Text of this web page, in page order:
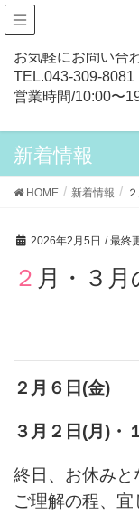
お気軽にお問い合
TEL.043-309-8081
営業時間/10:00〜
新着情報
HOME 新着情報
2026年2月5日 / 最終
２月・３
２月６日(金)
３月２日(月)・
終日、お休みと
ご理解の程、